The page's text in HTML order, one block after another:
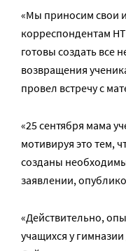
«Мы приносим свои
корреспондентам
готовы создать все
возвращения
провел встречу с
«25 сентября мама
мотивируя это тем,
созданы
заявлении,
«Действительно,
учащихся у